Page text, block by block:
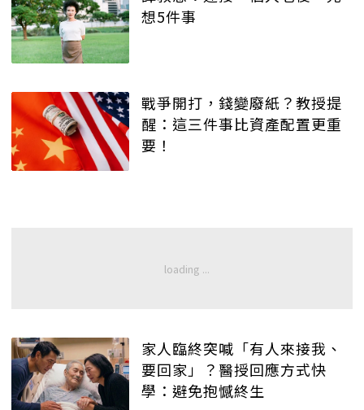
想5件事
戰爭開打，錢變廢紙？教授提
醒：這三件事比資產配置更重
要！
家人臨終突喊「有人來接我、
要回家」？醫授回應方式快
學：避免抱憾終生